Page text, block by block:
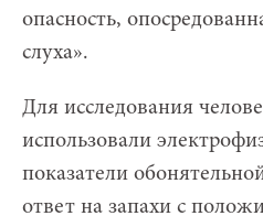
опасность,
слуха».
Для исследования
использовали
показатели
ответ на запахи с